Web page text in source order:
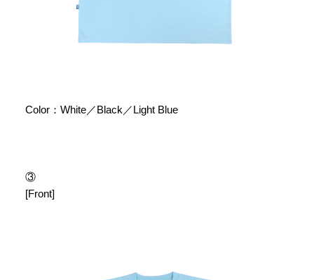
Color：White／Black／Light Blue
③
[Front]